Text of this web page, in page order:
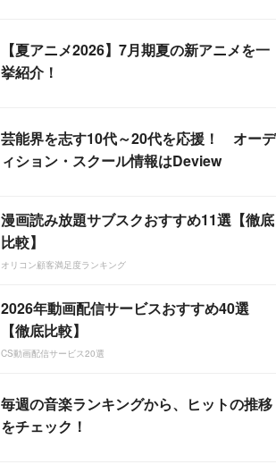
【夏アニメ2026】7月期夏の新アニメを一
挙紹介！
芸能界を志す10代～20代を応援！ オーデ
ィション・スクール情報はDeview
漫画読み放題サブスクおすすめ11選【徹底
比較】
オリコン顧客満足度ランキング
2026年動画配信サービスおすすめ40選
【徹底比較】
CS動画配信サービス20選
毎週の音楽ランキングから、ヒットの推移
をチェック！